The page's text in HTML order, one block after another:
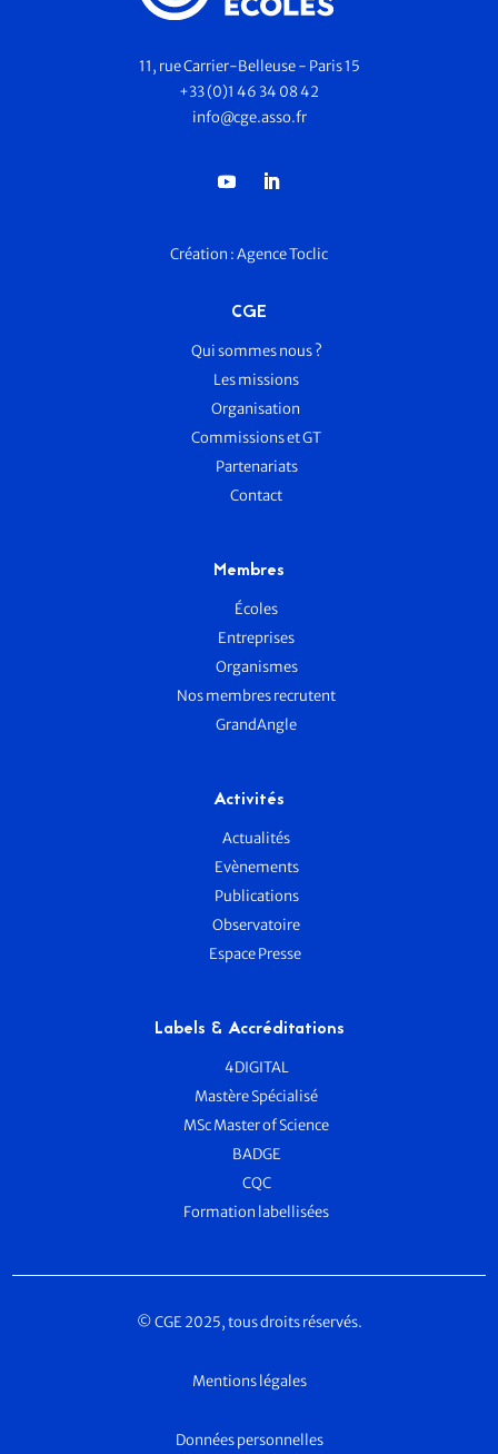
11, rue Carrier-Belleuse - Paris 15
+33 (0)1 46 34 08 42
info@cge.asso.fr
Création :Agence Toclic
CGE
Qui sommes nous ?
Les missions
Organisation
Commissions et GT
Partenariats
Contact
Membres
Écoles
Entreprises
Organismes
Nos membres recrutent
GrandAngle
Activités
Actualités
Evènements
Publications
Observatoire
Espace Presse
Labels & Accréditations
4DIGITAL
Mastère Spécialisé
MSc Master of Science
BADGE
CQC
Formation labellisées
© CGE 2025, tous droits réservés.
Mentions légales
Données personnelles